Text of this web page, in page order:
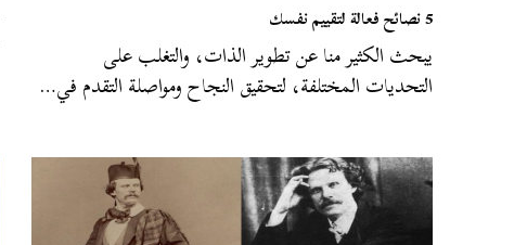
5 نصائح فعالة لتقييم نفسك
يبحث الكثير منا عن تطوير الذات، والتغلب على
التحديات المختلفة، لتحقيق النجاح ومواصلة التقدم في…